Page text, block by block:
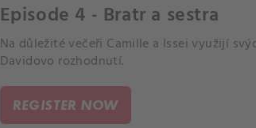
Episode 4 - Bratr a sestra
Na důležité večeři Camille a Issei využijí
Davidovo rozhodnutí.
REGISTER NOW